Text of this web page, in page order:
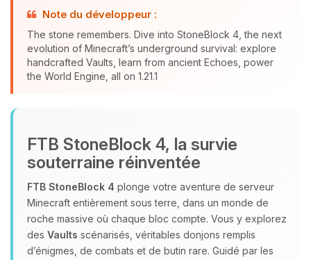
Note du développeur :
The stone remembers. Dive into StoneBlock 4, the next
evolution of Minecraft’s underground survival: explore
handcrafted Vaults, learn from ancient Echoes, power
the World Engine, all on 1.21.1
FTB StoneBlock 4, la survie
souterraine réinventée
FTB StoneBlock 4 plonge votre aventure de serveur
Minecraft entièrement sous terre, dans un monde de
roche massive où chaque bloc compte. Vous y explorez
des Vaults scénarisés, véritables donjons remplis
d’énigmes, de combats et de butin rare. Guidé par les
Youpi, enfin quelqu’un pour me
parler ! Moi c’est Choupy, ton petit
07/08/2026 à 04:38